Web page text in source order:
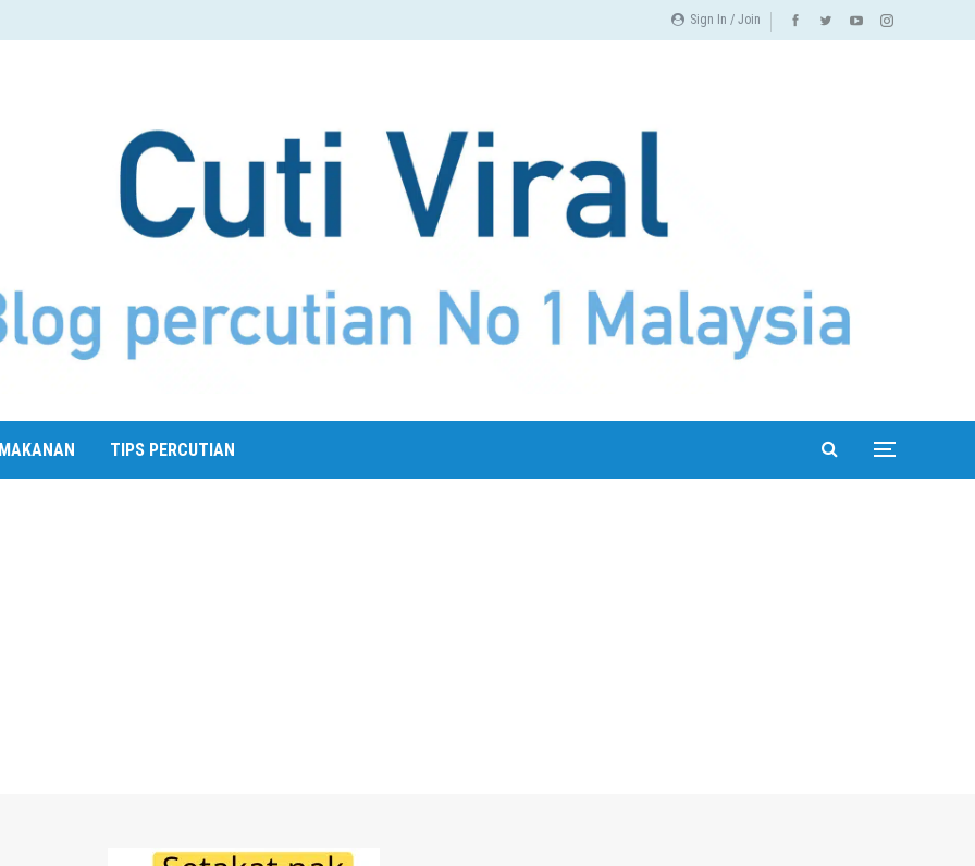
Sign In / Join
MAKANAN TIPS PERCUTIAN